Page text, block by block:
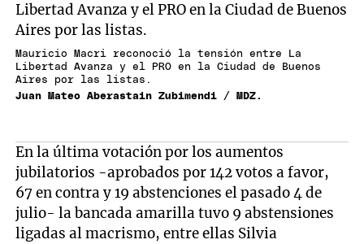
Mauricio Macri reconoció la tensión entre La
Libertad Avanza y el PRO en la Ciudad de Buenos
Aires por las listas.
Juan Mateo Aberastain Zubimendi / MDZ.
En la última votación por los aumentos
jubilatorios -aprobados por 142 votos a favor,
67 en contra y 19 abstenciones el pasado 4 de
julio- la bancada amarilla tuvo 9 abstensiones
ligadas al macrismo, entre ellas Silvia